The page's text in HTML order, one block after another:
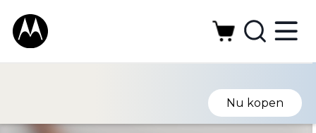
Nu kopen